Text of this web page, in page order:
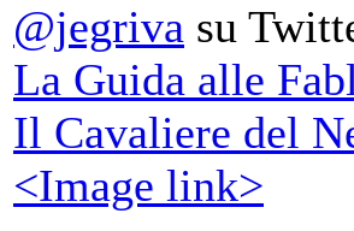
@jegriva su
La Guida alle
Il Cavaliere del
<Image link>